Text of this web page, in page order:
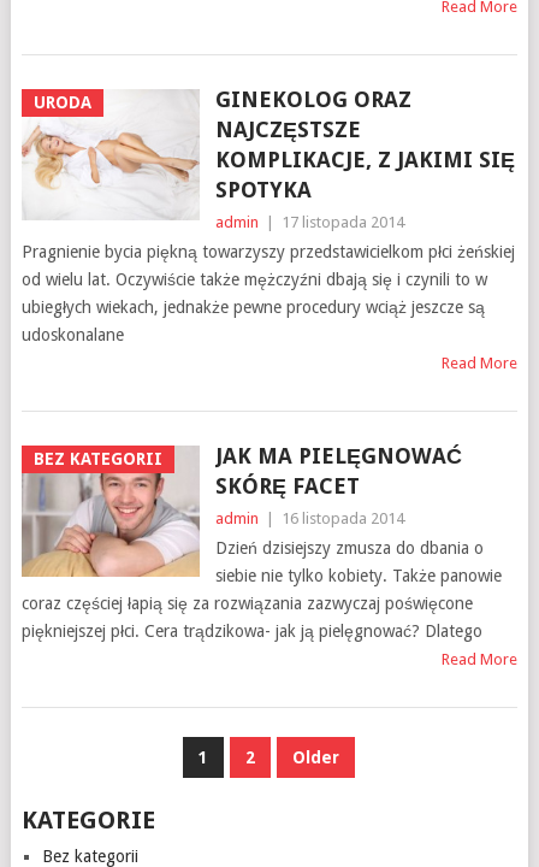
Read More
URODA
GINEKOLOG ORAZ
NAJCZĘSTSZE
KOMPLIKACJE, Z JAKIMI SIĘ
SPOTYKA
admin 17 listopada 2014
Pragnienie bycia piękną towarzyszy przedstawicielkom płci żeńskiej
od wielu lat. Oczywiście także mężczyźni dbają się i czynili to w
ubiegłych wiekach, jednakże pewne procedury wciąż jeszcze są
udoskonalane
Read More
BEZ KATEGORII
JAK MA PIELĘGNOWAĆ
SKÓRĘ FACET
admin 16 listopada 2014
Dzień dzisiejszy zmusza do dbania o
siebie nie tylko kobiety. Także panowie
coraz częściej łapią się za rozwiązania zazwyczaj poświęcone
piękniejszej płci. Cera trądzikowa- jak ją pielęgnować? Dlatego
Read More
WPISACH
1 2 Older
KATEGORIE
Bez kategorii